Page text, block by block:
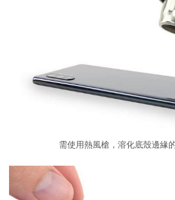
需使用熱風槍，溶化底殼邊緣